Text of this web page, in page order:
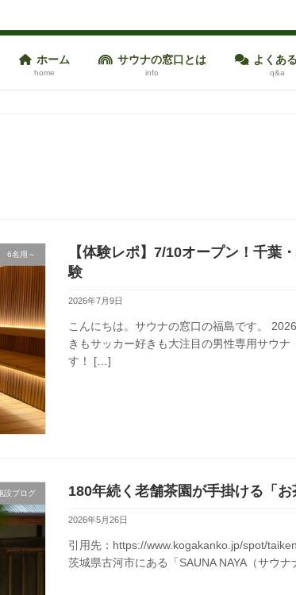
ホーム
home
サウナの窓口とは
info
よくあ
q&a
6名用～
【体験レポ】7/10オープン！千
験
2026年7月9日
こんにちは。サウナの窓口の福島です。
きもサッカー好きも大注目の男性専用サウ
す！ […]
設ブログ 180年続く老舗茶園が手掛ける「
2026年5月26日
引用先：https://www.kogakanko.jp/spot/
茨城県古河市にある「SAUNA NAYA（サウ